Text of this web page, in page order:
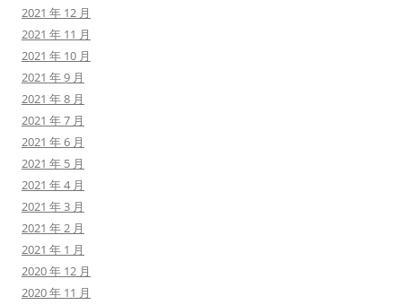
2021 年 12 月
2021 年 11 月
2021 年 10 月
2021 年 9 月
2021 年 8 月
2021 年 7 月
2021 年 6 月
2021 年 5 月
2021 年 4 月
2021 年 3 月
2021 年 2 月
2021 年 1 月
2020 年 12 月
2020 年 11 月